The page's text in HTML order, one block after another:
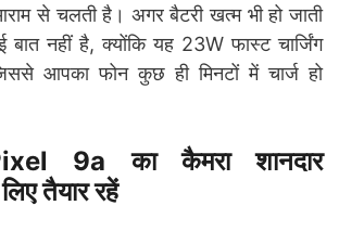
से चलती है। अगर बैटरी खत्म भी हो जाती
बात नहीं है, क्योंकि यह 23W फास्ट चार्जिंग
आपका फोन कुछ ही मिनटों में चार्ज हो
9a का कैमरा शानदार
तैयार रहें